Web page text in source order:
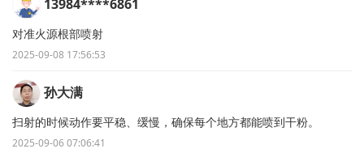
13984****6861
对准火源根部喷射
2025-09-08 17:56:53
孙大满
扫射的时候动作要平稳、缓慢，确保每个地方都能喷到干粉。
2025-09-06 07:06:41